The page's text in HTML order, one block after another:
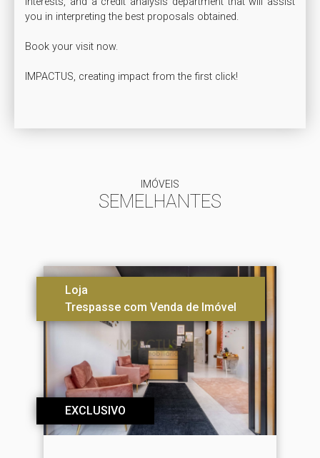
you in interpreting the best proposals obtained.
Book your visit now.
IMPACTUS, creating impact from the first click!
IMÓVEIS
SEMELHANTES
Loja
Trespasse com Venda de Imóvel
EXCLUSIVO